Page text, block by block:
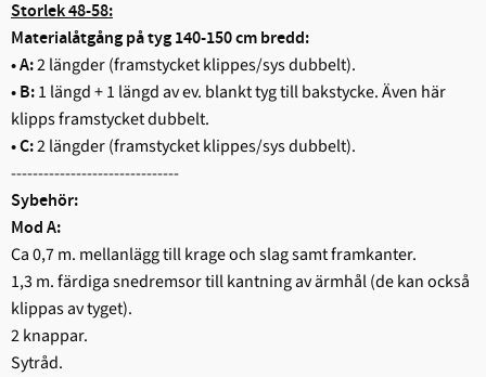
Storlek 48-58:
Materialåtgång på tyg 140-150 cm bredd:
• A:2 längder (framstycket klippes/sys dubbelt).
• B:1 längd + 1 längd av ev. blankt tyg till bakstycke. Även här
klipps framstycket dubbelt.
• C:2 längder (framstycket klippes/sys dubbelt).
-------------------------------
Sybehör:
Mod A:
Ca 0,7 m. mellanlägg till krage och slag samt framkanter.
1,3 m. färdiga snedremsor till kantning av ärmhål (de kan också
klippas av tyget).
2 knappar.
Sytråd.